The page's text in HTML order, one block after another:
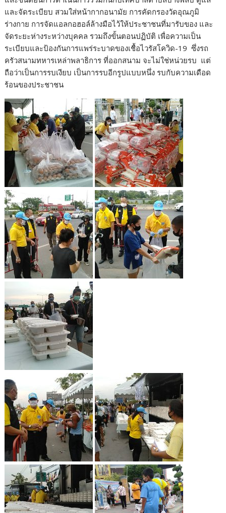
และจัดระเบียบ สวมใส่หน้ากากอนามัย การคัดกรองวัดอุณภูมิ
ร่างกาย การจัดแอลกอฮอล์ล้างมือไว้ให้ประชาชนที่มารับของ และ
จัดระยะห่างระหว่างบุคคล รวมถึงขั้นตอนปฏิบัติ เพื่อความเป็น
ระเบียบและป้องกันการแพร่ระบาดของเชื้อไวรัสโควิด-19 ซึ่งรถ
ครัวสนามทหารเหล่าพลาธิการ ที่ออกสนาม จะไม่ใช่หน่วยรบ แต่
ถือว่าเป็นการรบเงียบ เป็นการรบอีกรูปแบบหนึ่ง รบกับความเดือด
ร้อนของประชาชน